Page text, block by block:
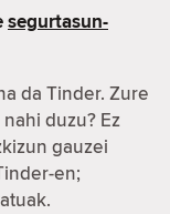
segurtasun-
da Tinder. Zure
duzu? Ez
gauzei
en;